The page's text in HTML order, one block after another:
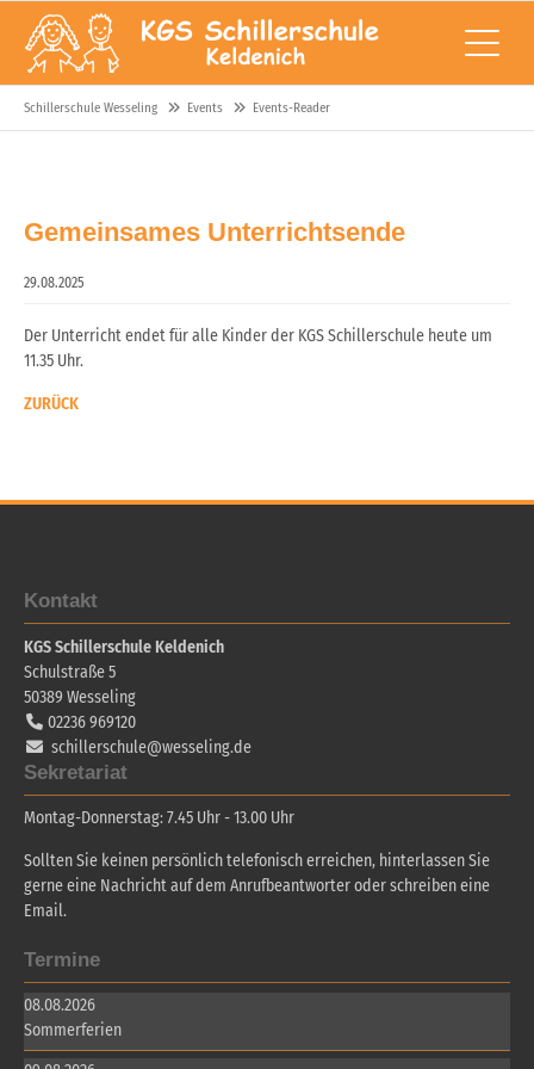
Schillerschule Wesseling Events Events-Reader
Gemeinsames Unterrichtsende
29.08.2025
Der Unterricht endet für alle Kinder der KGS Schillerschule heute um
11.35 Uhr.
ZURÜCK
Kontakt
KGS Schillerschule Keldenich
Schulstraße 5
50389 Wesseling
02236 969120
schillerschule@wesseling.de
Sekretariat
Montag-Donnerstag: 7.45 Uhr - 13.00 Uhr
Sollten Sie keinen persönlich telefonisch erreichen, hinterlassen Sie
gerne eine Nachricht auf dem Anrufbeantworter oder schreiben eine
Email.
Termine
08.08.2026
Sommerferien